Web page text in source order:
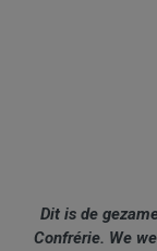
Dit is de
Confrérie. We